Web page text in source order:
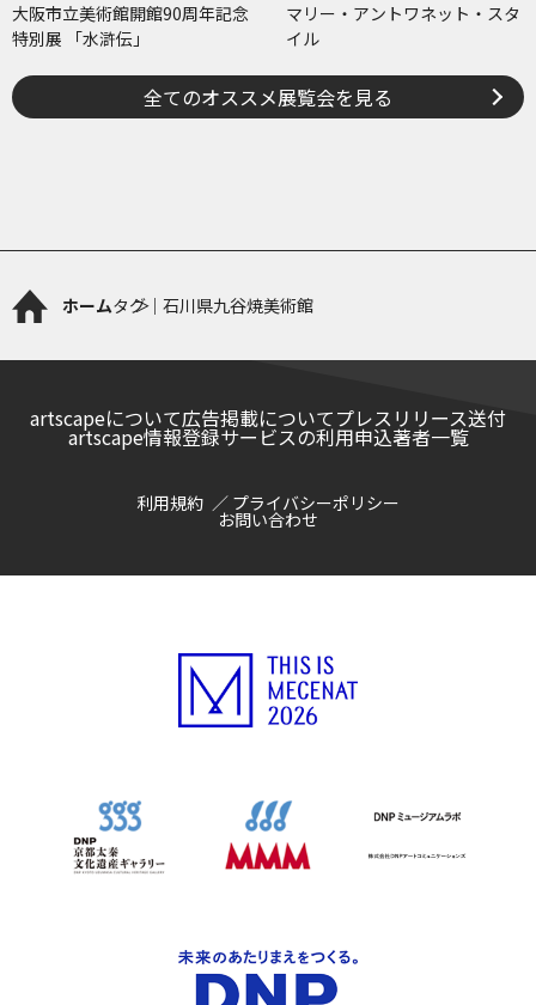
大阪市立美術館開館90周年記念
特別展 「水滸伝」
マリー・アントワネット・スタ
イル
全てのオススメ展覧会を見る
ホームタグ｜石川県九谷焼美術館
artscapeについて広告掲載についてプレスリリース送付
artscape情報登録サービスの利用申込著者一覧
利用規約 プライバシーポリシー
お問い合わせ